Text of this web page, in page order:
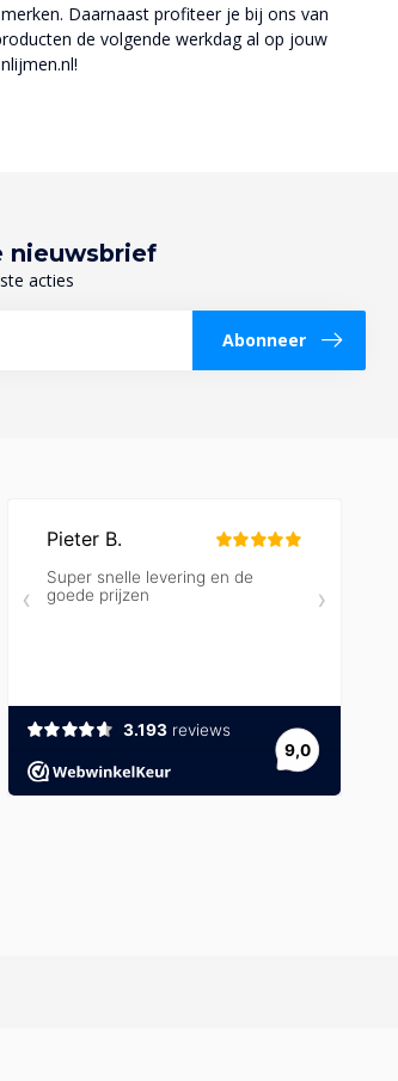
Daarnaast profiteer je bij ons van
de volgende werkdag al op jouw
nieuwsbrief
acties
Abonneer